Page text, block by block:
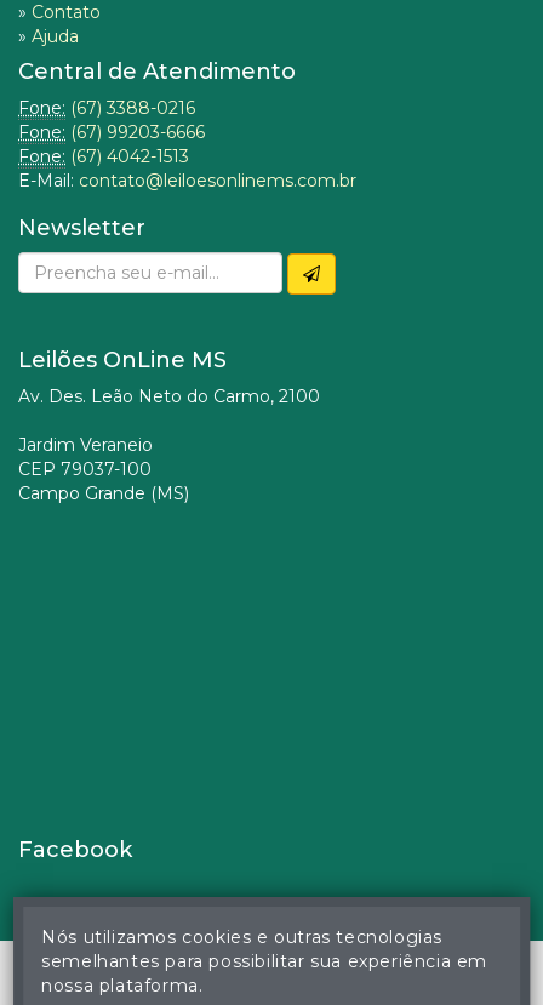
» Contato
» Ajuda
Central de Atendimento
Fone: (67) 3388-0216
Fone: (67) 99203-6666
Fone: (67) 4042-1513
E-Mail: contato@leiloesonlinems.com.br
Newsletter
Leilões OnLine MS
Av. Des. Leão Neto do Carmo, 2100
Jardim Veraneio
CEP 79037-100
Campo Grande (MS)
Facebook
Nós utilizamos cookies e outras tecnologias
semelhantes para possibilitar sua experiência em
nossa plataforma.